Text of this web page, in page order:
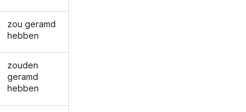
zou geramd
hebben
zouden
geramd
hebben